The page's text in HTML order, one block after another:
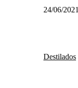
24/06/2021
Destilados